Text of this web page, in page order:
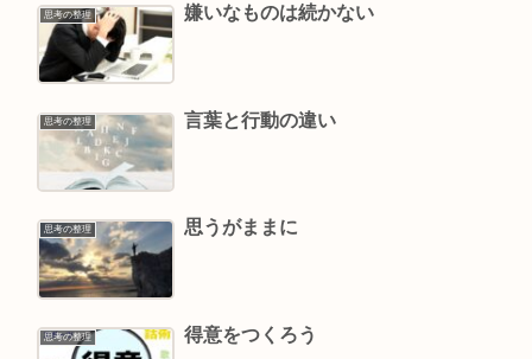
思考の整理 嫌いなものは続かない
思考の整理 言葉と行動の違い
思考の整理 思うがままに
思考の整理 得意をつくろう